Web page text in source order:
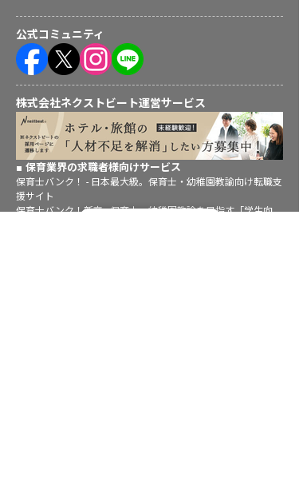
公式コミュニティ
株式会社ネクストビート運営サービス
保育業界の求職者様向けサービス
保育士バンク！ - 日本最大級。保育士・幼稚園教諭向け転職支
援サイト
保育士バンク！新卒 - 保育士・幼稚園教諭を目指す「学生向